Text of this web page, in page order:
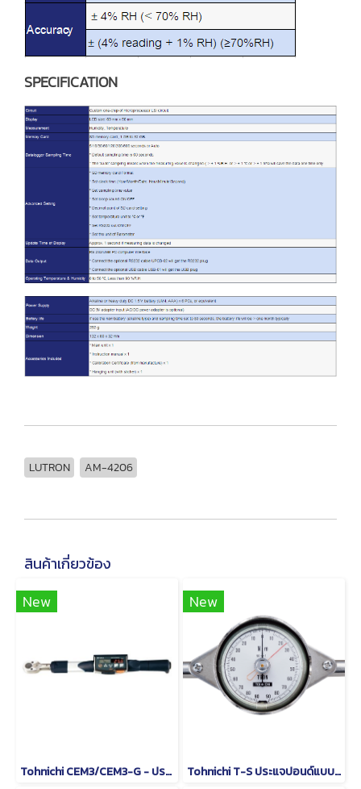
SPECIFICATION
LUTRON AM-4206
สินค้าเกี่ยวข้อง
New
Tohnichi CEM3/CEM3-G - ประแจวัดแรงบิดแบบอ่านค่าโดยตรง
New
Tohnichi T-S ประแจปอนด์แบบหน้าปัดชนิดด้ามจับรูปตัว T